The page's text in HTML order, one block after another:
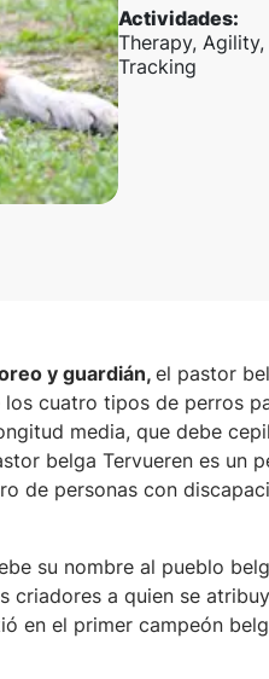
Actividades:
Therapy,
Tracking
y guardián, el pastor
cuatro tipos de perros
media, que debe
belga Tervueren es un
de personas con
su nombre al pueblo
criadores a quien se
en el primer campeón